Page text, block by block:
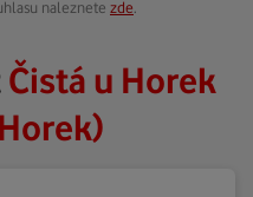
naleznete zde
Čistá u Horek